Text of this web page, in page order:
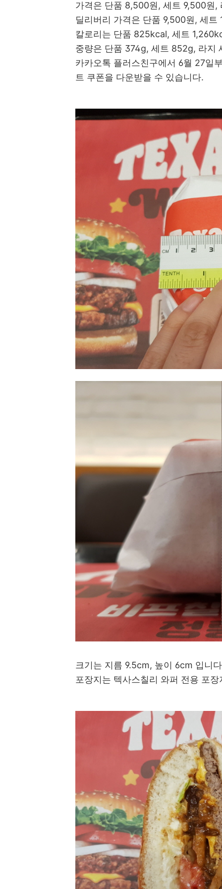
가격은 단품 8,500원, 세트 9,500원,
딜리버리 가격은 단품 9,500원, 세
칼로리는 단품 825kcal, 세트
중량은 단품 374g, 세트 852g, 라지
카카오톡 플러스친구에서 6월 27일
트 쿠폰을 다운받을 수 있습니다.
크기는 지름 9.5cm, 높이 6cm 입니
포장지는 텍사스칠리 와퍼 전용 포